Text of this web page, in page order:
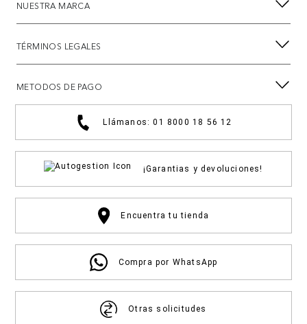
NUESTRA MARCA
TÉRMINOS LEGALES
METODOS DE PAGO
Llámanos: 01 8000 18 56 12
¡Garantias y devoluciones!
Encuentra tu tienda
Compra por WhatsApp
Otras solicitudes